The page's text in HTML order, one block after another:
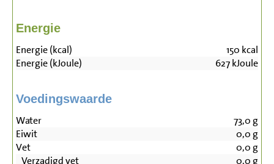
Energie
Energie (kcal) 150 kcal
Energie (kJoule)
627kJoule
Voedingswaarde
Water 73,0 g
Eiwit
0,0 g
Vet
0,0 g
Verzadigd vet
0,0 g